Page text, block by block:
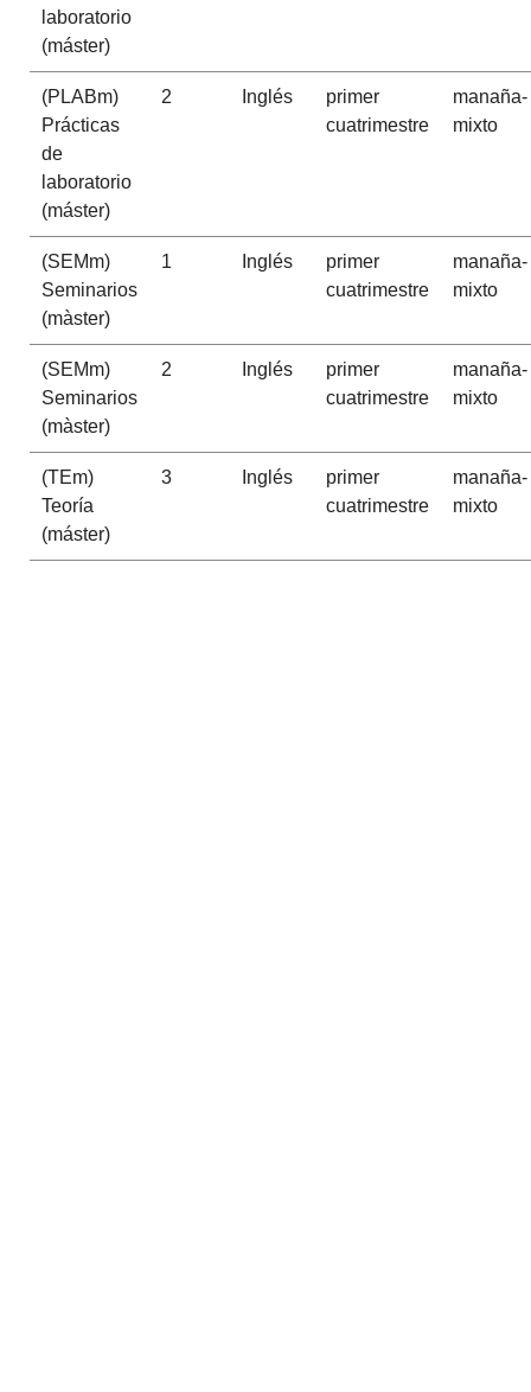
laboratorio
(máster)
(PLABm)
Prácticas
de
laboratorio
(máster)
2 Inglés
primer
cuatrimestre
manaña-
mixto
(SEMm)
Seminarios
(màster)
1 Inglés
primer
cuatrimestre
manaña-
mixto
(SEMm)
Seminarios
(màster)
2 Inglés
primer
cuatrimestre
manaña-
mixto
(TEm)
Teoría
(máster)
3 Inglés
primer
cuatrimestre
manaña-
mixto